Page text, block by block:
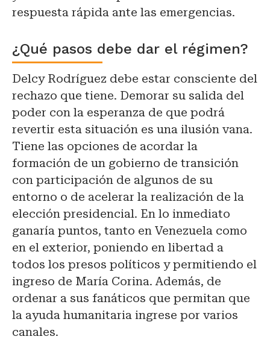
respuesta rápida ante las emergencias.
¿Qué pasos debe dar el régimen?
Delcy Rodríguez debe estar consciente del
rechazo que tiene. Demorar su salida del
poder con la esperanza de que podrá
revertir esta situación es una ilusión vana.
Tiene las opciones de acordar la
formación de un gobierno de transición
con participación de algunos de su
entorno o de acelerar la realización de la
elección presidencial. En lo inmediato
ganaría puntos, tanto en Venezuela como
en el exterior, poniendo en libertad a
todos los presos políticos y permitiendo el
ingreso de María Corina. Además, de
ordenar a sus fanáticos que permitan que
la ayuda humanitaria ingrese por varios
canales.